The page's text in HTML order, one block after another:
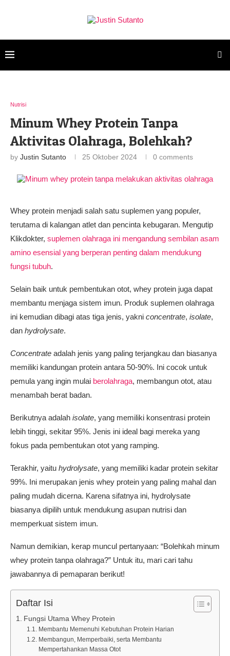
Nutrisi
Minum Whey Protein Tanpa
Aktivitas Olahraga, Bolehkah?
by Justin Sutanto 25 Oktober 2024 0 comments
Whey protein menjadi salah satu suplemen yang populer,
terutama di kalangan atlet dan pencinta kebugaran. Mengutip
Klikdokter, suplemen olahraga ini mengandung sembilan asam
amino esensial yang berperan penting dalam mendukung
fungsi tubuh.
Selain baik untuk pembentukan otot, whey protein juga dapat
membantu menjaga sistem imun. Produk suplemen olahraga
ini kemudian dibagi atas tiga jenis, yakni concentrate, isolate,
dan hydrolysate.
Concentrate adalah jenis yang paling terjangkau dan biasanya
memiliki kandungan protein antara 50-90%. Ini cocok untuk
pemula yang ingin mulai berolahraga, membangun otot, atau
menambah berat badan.
Berikutnya adalah isolate, yang memiliki konsentrasi protein
lebih tinggi, sekitar 95%. Jenis ini ideal bagi mereka yang
fokus pada pembentukan otot yang ramping.
Terakhir, yaitu hydrolysate, yang memiliki kadar protein sekitar
99%. Ini merupakan jenis whey protein yang paling mahal dan
paling mudah dicerna. Karena sifatnya ini, hydrolysate
biasanya dipilih untuk mendukung asupan nutrisi dan
memperkuat sistem imun.
Namun demikian, kerap muncul pertanyaan: “Bolehkah minum
whey protein tanpa olahraga?” Untuk itu, mari cari tahu
jawabannya di pemaparan berikut!
Daftar Isi
Fungsi Utama Whey Protein
Membantu Memenuhi Kebutuhan Protein Harian
Membangun, Memperbaiki, serta Membantu
Mempertahankan Massa Otot